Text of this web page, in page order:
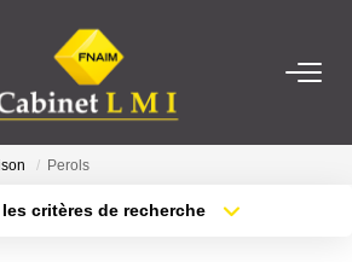
ACHETER
Perols
critères de recherche